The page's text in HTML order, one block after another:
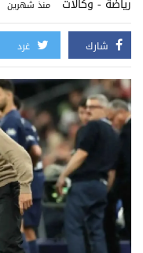
رياضة - وكالات منذ شهرين
شارك غرد